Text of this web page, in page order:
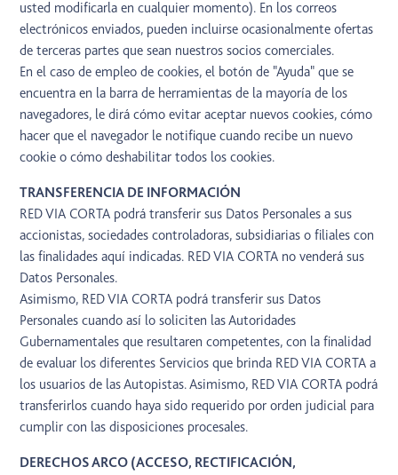
usted modificarla en cualquier momento). En los correos
electrónicos enviados, pueden incluirse ocasionalmente ofertas
de terceras partes que sean nuestros socios comerciales.
En el caso de empleo de cookies, el botón de "Ayuda" que se
encuentra en la barra de herramientas de la mayoría de los
navegadores, le dirá cómo evitar aceptar nuevos cookies, cómo
hacer que el navegador le notifique cuando recibe un nuevo
cookie o cómo deshabilitar todos los cookies.
TRANSFERENCIA DE INFORMACIÓN
RED VIA CORTA podrá transferir sus Datos Personales a sus
accionistas, sociedades controladoras, subsidiarias o filiales con
las finalidades aquí indicadas. RED VIA CORTA no venderá sus
Datos Personales.
Asimismo, RED VIA CORTA podrá transferir sus Datos
Personales cuando así lo soliciten las Autoridades
Gubernamentales que resultaren competentes, con la finalidad
de evaluar los diferentes Servicios que brinda RED VIA CORTA a
los usuarios de las Autopistas. Asimismo, RED VIA CORTA podrá
transferirlos cuando haya sido requerido por orden judicial para
cumplir con las disposiciones procesales.
DERECHOS ARCO (ACCESO, RECTIFICACIÓN,